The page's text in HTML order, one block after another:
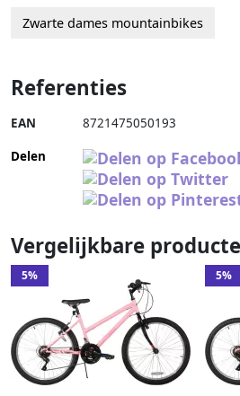
Zwarte dames mountainbikes
Referenties
EAN 8721475050193
Delen
Vergelijkbare
5% 5%